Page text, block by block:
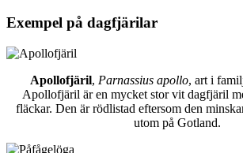
Exempel på dagfjärilar
Apollofjäril, Parnassius apollo, art i
Apollofjäril är en mycket stor vit dagfjäril
fläckar. Den är rödlistad eftersom den
utom på Gotland.